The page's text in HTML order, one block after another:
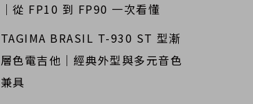
｜從 FP10 到 FP90 一次看懂
TAGIMA BRASIL T-930 ST 型漸
層色電吉他｜經典外型與多元音色
兼具